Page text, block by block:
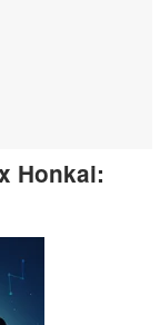
Honkai: